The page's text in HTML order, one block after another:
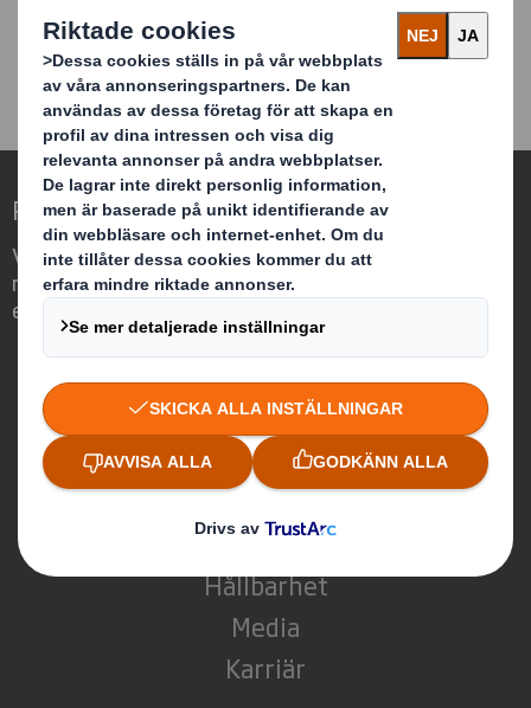
• Sträckfilm och pallhantering
• Påsar och säckar
• Produkter för avfallshantering
Redefining Packaging for a Changing World
Vi differentierar oss genom att se
möjligheten för förpackningar att spela
en viktig roll i vår omvärld.
Vilka är vi?
Om DS Smith
Om International Paper
Om IP & DS Smiths sammanslagning
Hållbarhet
Media
Karriär